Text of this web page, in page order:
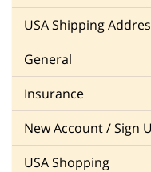
USA Shipping
General
Insurance
New Account / Sign
USA Shopping